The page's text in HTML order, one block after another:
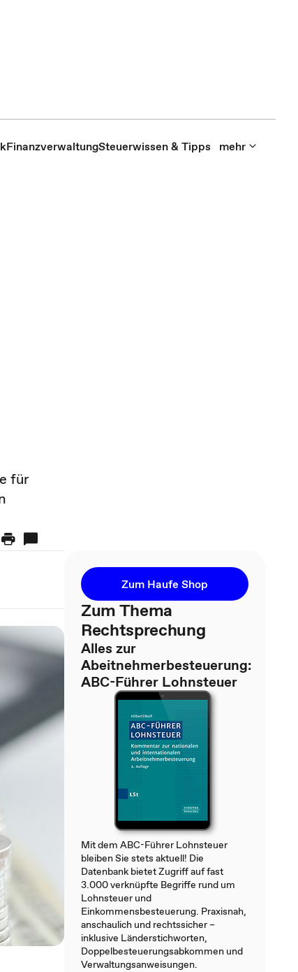
FinanzverwaltungSteuerwissen & Tipps mehr
für
Zum Haufe Shop
Zum Thema
Rechtsprechung
Alles zur
Abeitnehmerbesteuerung:
ABC-Führer Lohnsteuer
Mit dem ABC-Führer Lohnsteuer
bleiben Sie stets aktuell! Die
Datenbank bietet Zugriff auf fast
3.000 verknüpfte Begriffe rund um
Lohnsteuer und
Einkommensbesteuerung. Praxisnah,
anschaulich und rechtssicher –
inklusive Länderstichworten,
Doppelbesteuerungsabkommen und
Verwaltungsanweisungen.